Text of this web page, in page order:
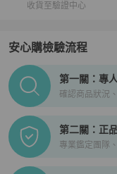
收貨至驗證中心
安心購檢驗流程
PopChill拍拍圈正品
第一關：專
確認商品狀況
第二關：正
專業鑑定團隊